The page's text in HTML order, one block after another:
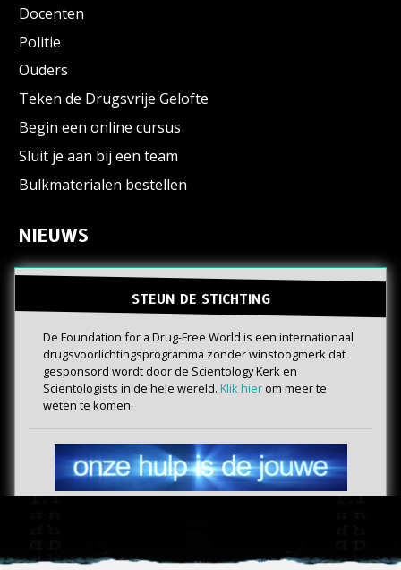
Docenten
Politie
Ouders
Teken de Drugsvrije Gelofte
Begin een online cursus
Sluit je aan bij een team
Bulkmaterialen bestellen
NIEUWS
STEUN DE STICHTING
De Foundation for a Drug-Free World is een internationaal
drugs­voorlichtings­programma zonder winstoogmerk dat
gesponsord wordt door de Scientology Kerk en
Scientologists in de hele wereld. Klik hier om meer te
weten te komen.